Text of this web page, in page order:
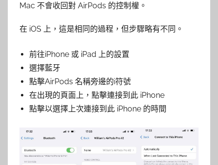
Mac 不會收回對 AirPods 的控制權。
在 iOS 上，這是相同的過程，但步驟略有不同。
前往iPhone 或 iPad 上的設置
選擇藍牙
點擊AirPods 名稱旁邊的i符號
在出現的頁面上，點擊連接到此 iPhone
點擊以選擇上次連接到此 iPhone 的時間